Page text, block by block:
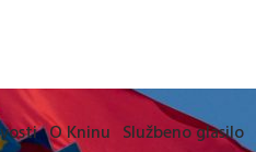
O Kninu Službeno glasilo